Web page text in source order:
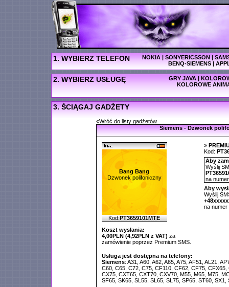
1. WYBIERZ TELEFON NOKIA|SONYERICSSON|
BENQ-SIEMENS|
2. WYBIERZ USŁUGĘ GRY JAVA |
KOLOROWE
3. ŚCIĄGAJ GADŻETY
«Wróć do listy gadżetów
Siemens - Dzwonek
Bang Bang
Dzwonek polifoniczny
Kod:PT3659101MTE
Koszt wysłania:
4,00PLN (4,92PLN z VAT) za
zamówienie poprzez Premium SMS.
»
Kod:
Aby
Wyślij
na
Aby
Wyślij
na numer
Usługa jest dostępna na telefony:
Siemens: A31, A60, A62, A65, A75, AF51, AL21,
C60, C65, C72, C75, CF110, CF62, CF75,
CX75, CXT65, CXT70, CXV70, M55, M65, M75,
SF65, SK65, SL55, SL65, SL75, SP65, ST60, SX1,